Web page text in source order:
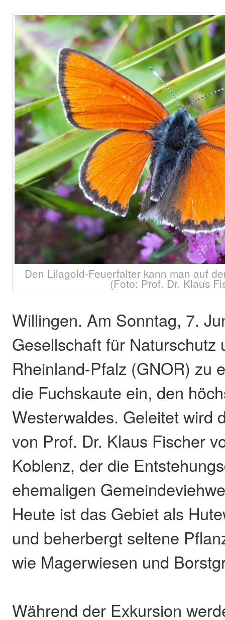
Den Lilagold-Feuerfalter kann man auf
(Foto: Prof. Dr. Klaus
Willingen. Am Sonntag, 7.
Gesellschaft für Naturschutz
Rheinland-Pfalz (GNOR) zu
die Fuchskaute ein, den
Westerwaldes. Geleitet wird
von Prof. Dr. Klaus Fischer
Koblenz, der die
ehemaligen
Heute ist das Gebiet als
und beherbergt seltene
wie Magerwiesen und
Während der Exkursion